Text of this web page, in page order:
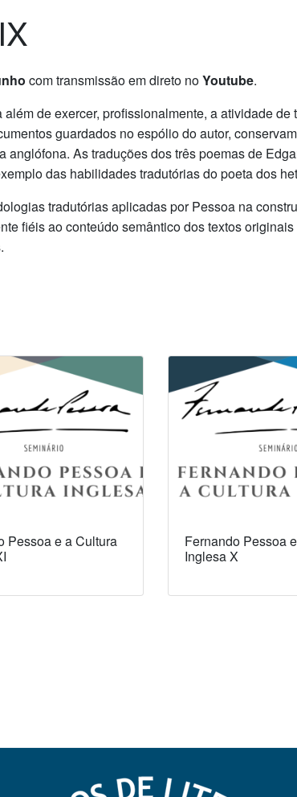
com transmissão em direto noYoutube.
além de exercer, profissionalmente, a atividade de
guardados no espólio do autor,
As traduções dos três poemas de
das habilidades tradutórias do poeta dos
tradutórias aplicadas por Pessoa na
fiéis ao conteúdo semântico dos textos
Pessoa e a Cultura
Fernando Pessoa
Inglesa X